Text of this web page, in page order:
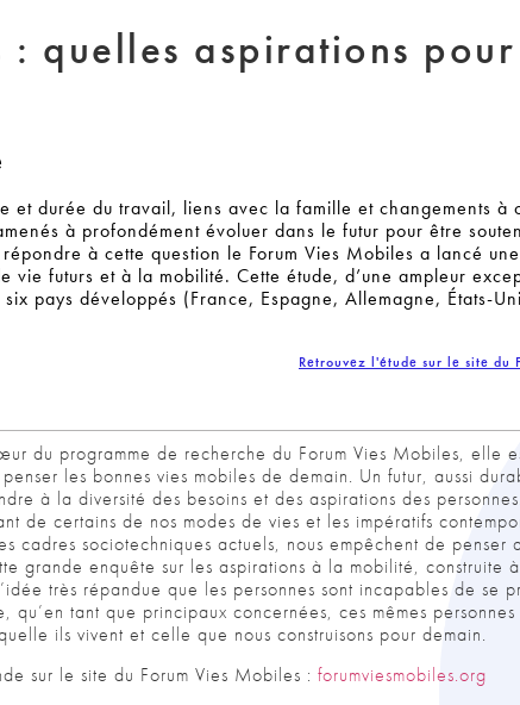
quelles aspirations
et durée du travail, liens avec la famille et changements à
à profondément évoluer dans le futur pour être
à cette question le Forum Vies Mobiles a lancé
futurs et à la mobilité. Cette étude, d’une ampleur
pays développés (France, Espagne, Allemagne, États-
Retrouvez l'étude sur le site du
du programme de recherche du Forum Vies Mobiles, elle
les bonnes vies mobiles de demain. Un futur, aussi
à la diversité des besoins et des aspirations des
de certains de nos modes de vies et les impératifs
cadres sociotechniques actuels, nous empêchent de penser
grande enquête sur les aspirations à la mobilité, construite
très répandue que les personnes sont incapables de se
tant que principaux concernées, ces mêmes
ils vivent et celle que nous construisons pour demain.
sur le site du Forum Vies Mobiles : forumviesmobiles.org